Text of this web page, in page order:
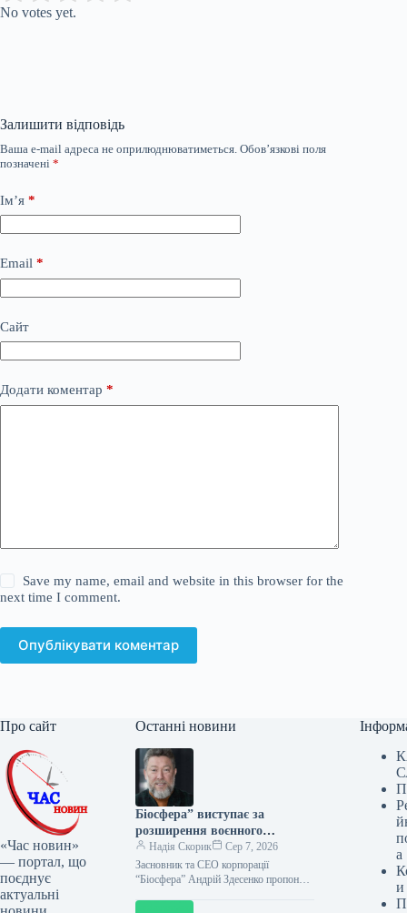
No votes yet.
Залишити відповідь
Ваша e-mail адреса не оприлюднюватиметься. Обов’язкові поля
позначені *
Ім’я *
Email *
Сайт
Додати коментар *
Save my name, email and website in this browser for the
next time I comment.
Опублікувати коментар
Про сайт
«Час новин»
— портал, що
поєднує
актуальні
Останні новини
Біосфера” виступає за
розширення воєнного
страхування та мораторій на
перевірки
Надія Скорик
Сер 7, 2026
Засновник та СЕО корпорації
“Біосфера” Андрій Здесенко пропонує
а
и